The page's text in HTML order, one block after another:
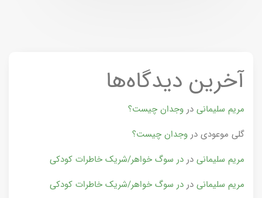
آخرین دیدگاه‌ها
مریم سلیمانی در وجدان چیست؟
گلی موعودی در وجدان چیست؟
مریم سلیمانی در در سوگ خواهر/شریک خاطرات کودکی
مریم سلیمانی در در سوگ خواهر/شریک خاطرات کودکی